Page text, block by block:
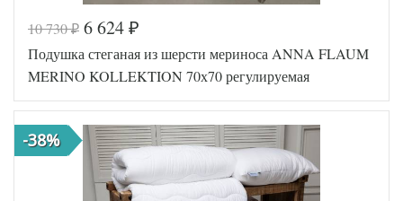
Код товара
Артикул
GG-169110
Плотность
Регулируемая
подушки
50х68
Наполнитель
Бамбуковое
волокно
Ткань
Производитель German Grass
(Австрия)
10 730₽ 6 624 ₽
Подушка стеганая из шерсти мериноса ANNA FLAUM
MERINO KOLLEKTION 70х70 регулируемая
-38%